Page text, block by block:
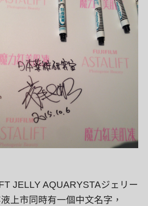
JELLY AQUARYSTAジェリー
上市同時有一個中文名字，